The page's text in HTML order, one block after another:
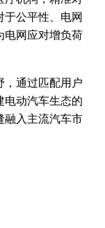
于公平性、电网
电网应对增负荷
，通过匹配用户
电动汽车生态的
融入主流汽车市